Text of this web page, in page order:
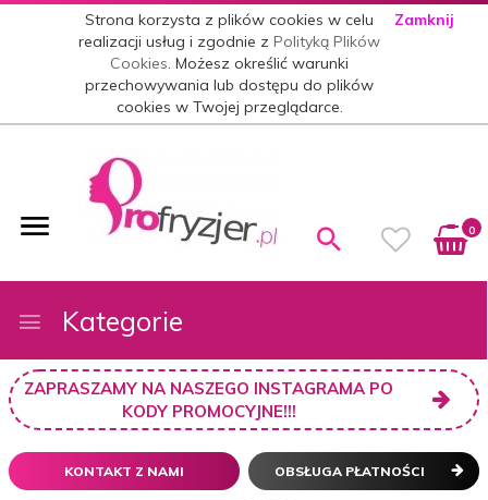
Strona korzysta z plików cookies w celu
realizacji usług i zgodnie zPolityką Plików
Cookies. Możesz określić warunki
przechowywania lub dostępu do plików
cookies w Twojej przeglądarce.
Zamknij
0
Kategorie
ZAPRASZAMY NA NASZEGO INSTAGRAMA PO
KODY PROMOCYJNE!!!
KONTAKT Z NAMI OBSŁUGA PŁATNOŚCI